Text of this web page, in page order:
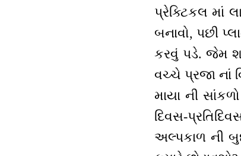
પ્રેક્ટિકલ માં
બનાવો, પછી
કરવું પડે. જેમ
વચ્ચે પ્રજા નાં
માયા ની
દિવસ-
અલ્પકાળ ની